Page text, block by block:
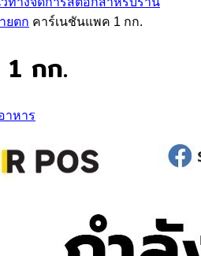
ยตก คาร์เนชันแพค 1 กก.
1 กก.